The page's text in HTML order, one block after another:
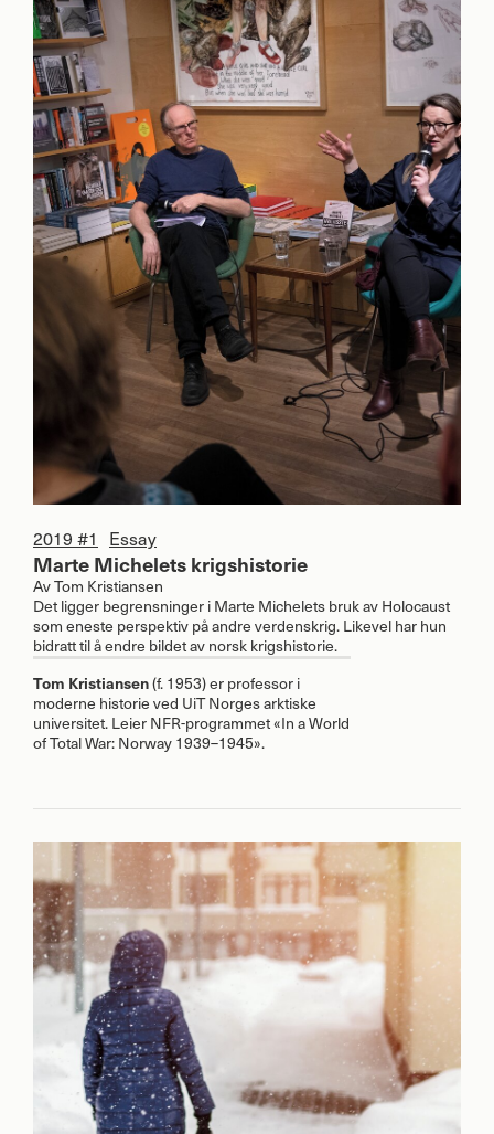
2019 #1 Essay
Marte Michelets krigshistorie
AvTom Kristiansen
Det ligger begrensninger i Marte Michelets bruk av Holocaust
som eneste perspektiv på andre verdenskrig. Likevel har hun
bidratt til å endre bildet av norsk krigshistorie.
Tom Kristiansen(f. 1953) er professor i
moderne historie ved UiT Norges arktiske
universitet. Leier NFR-programmet «In a World
of Total War: Norway 1939–1945».